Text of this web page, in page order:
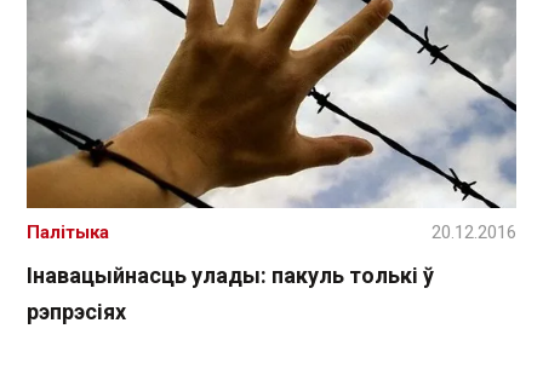
Інавацыйнасць улады: пакуль толькі ў
рэпрэсіях
Палітыка 20.12.2016